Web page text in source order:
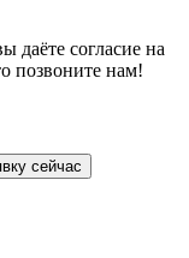
даёте согласие на
позвоните нам!